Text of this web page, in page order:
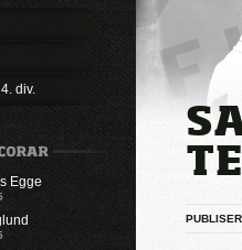
div.
Egge